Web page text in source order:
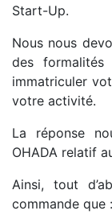
Start-Up.
Nous nous
des formalités
immatriculer
votre activité.
La réponse
OHADA relatif
Ainsi, tout
commande que :